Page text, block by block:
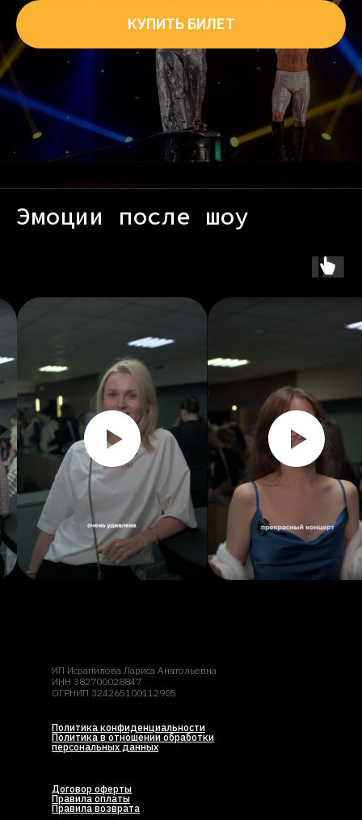
КУПИТЬ БИЛЕТ
Эмоции после шоу
Политика конфиденциальности
Политика в отношении обработки
персональных данных
Договор оферты
Правила оплаты
Правила возврата
ИП Исрапилова Лариса Анатольевна
ИНН 382700028847
ОГРНИП 324265100112905